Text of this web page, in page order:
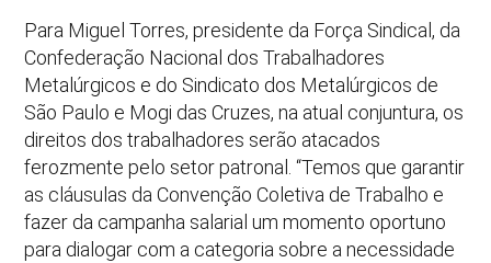
Para Miguel Torres, presidente da Força Sindical, da
Confederação Nacional dos Trabalhadores
Metalúrgicos e do Sindicato dos Metalúrgicos de
São Paulo e Mogi das Cruzes, na atual conjuntura, os
direitos dos trabalhadores serão atacados
ferozmente pelo setor patronal. “Temos que garantir
as cláusulas da Convenção Coletiva de Trabalho e
fazer da campanha salarial um momento oportuno
para dialogar com a categoria sobre a necessidade